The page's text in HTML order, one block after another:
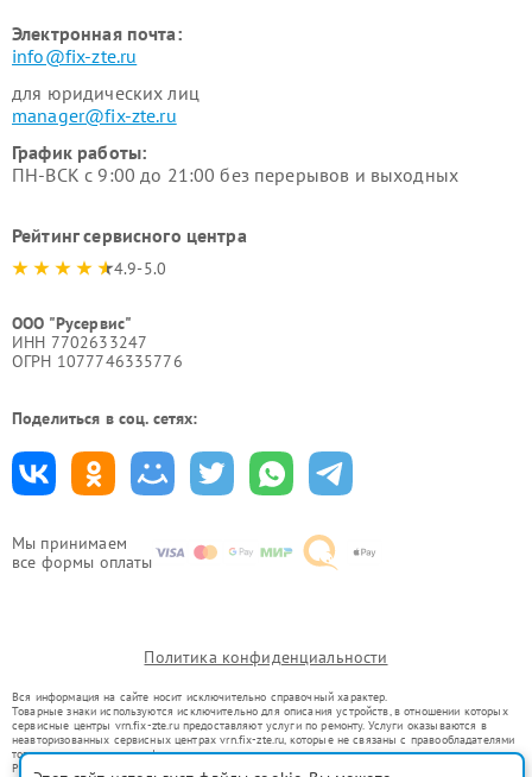
Мы принимаем
все формы оплаты
Электронная почта:
info@fix-zte.ru
для юридических лиц
manager@fix-zte.ru
График работы:
ПН-ВСК с 9:00 до 21:00 без перерывов и выходных
Рейтинг сервисного центра
4.9-5.0
ООО "Русервис"
ИНН 7702633247
ОГРН 1077746335776
Поделиться в соц. сетях:
Политика конфиденциальности
Вся информация на сайте носит исключительно справочный характер.
Товарные знаки используются исключительно для описания устройств, в отношении которых
сервисные центры vrn.fix-zte.ru предоставляют услуги по ремонту. Услуги оказываются в
неавторизованных сервисных центрах vrn.fix-zte.ru, которые не связаны с правообладателями
товарных знаков или их официальными представителями.
Ремонт осуществляется для устройств, уже введенных в гражданский оборот в соответствии